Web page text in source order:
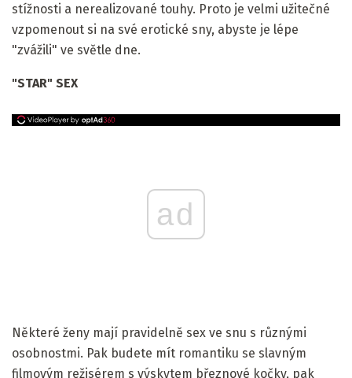
stížnosti a nerealizované touhy. Proto je velmi užitečné
vzpomenout si na své erotické sny, abyste je lépe
"zvážili" ve světle dne.
"STAR" SEX
ad
Některé ženy mají pravidelně sex ve snu s různými
osobnostmi. Pak budete mít romantiku se slavným
filmovým režisérem s výskytem březnové kočky, pak